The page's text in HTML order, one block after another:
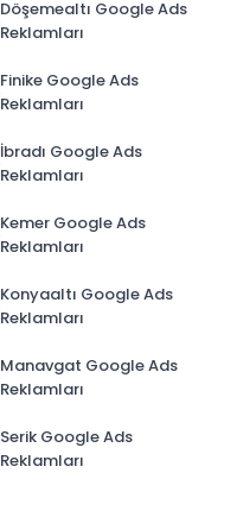
Döşemealtı Google Ads
Reklamları
Finike Google Ads
Reklamları
İbradı Google Ads
Reklamları
Kemer Google Ads
Reklamları
Konyaaltı Google Ads
Reklamları
Manavgat Google Ads
Reklamları
Serik Google Ads
Reklamları